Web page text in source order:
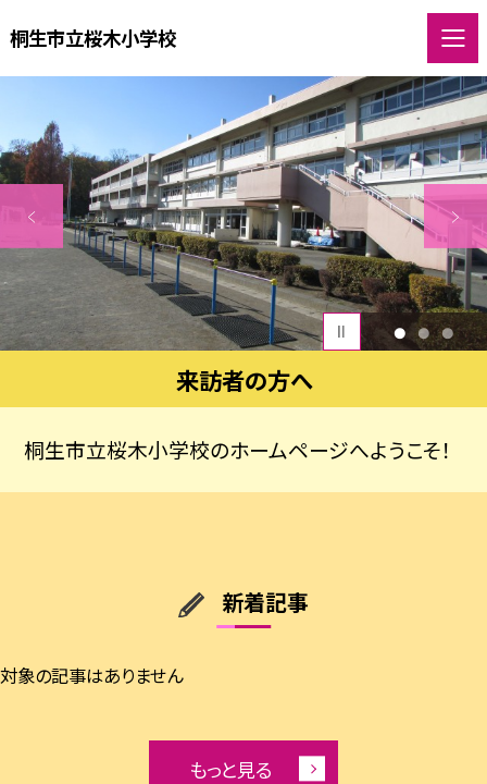
桐生市立桜木小学校
1 2 3
来訪者の方へ
桐生市立桜木小学校のホームページへようこそ！
新着記事
対象の記事はありません
もっと見る